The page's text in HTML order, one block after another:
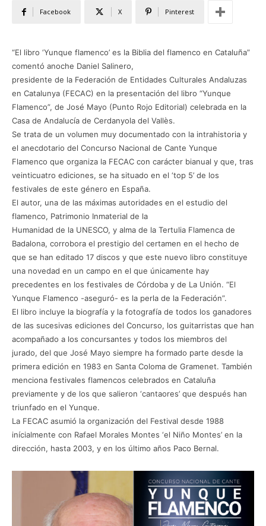
Facebook X Pinterest
“El libro ‘Yunque flamenco’ es la Biblia del flamenco en Cataluña”
comentó anoche Daniel Salinero,
presidente de la Federación de Entidades Culturales Andaluzas
en Catalunya (FECAC) en la presentación del libro “Yunque
Flamenco”, de José Mayo (Punto Rojo Editorial) celebrada en la
Casa de Andalucía de Cerdanyola del Vallès.
Se trata de un volumen muy documentado con la intrahistoria y
el anecdotario del Concurso Nacional de Cante Yunque
Flamenco que organiza la FECAC con carácter bianual y que, tras
veinticuatro ediciones, se ha situado en el ‘top 5’ de los
festivales de este género en España.
El autor, una de las máximas autoridades en el estudio del
flamenco, Patrimonio Inmaterial de la
Humanidad de la UNESCO, y alma de la Tertulia Flamenca de
Badalona, corrobora el prestigio del certamen en el hecho de
que se han editado 17 discos y que este nuevo libro constituye
una novedad en un campo en el que únicamente hay
precedentes en los festivales de Córdoba y de La Unión. “El
Yunque Flamenco -aseguró- es la perla de la Federación”.
El libro incluye la biografía y la fotografía de todos los ganadores
de las sucesivas ediciones del Concurso, los guitarristas que han
acompañado a los concursantes y todos los miembros del
jurado, del que José Mayo siempre ha formado parte desde la
primera edición en 1983 en Santa Coloma de Gramenet. También
menciona festivales flamencos celebrados en Cataluña
previamente y de los que salieron ‘cantaores’ que después han
triunfado en el Yunque.
La FECAC asumió la organización del Festival desde 1988
inícialmente con Rafael Morales Montes ‘el Niño Montes’ en la
dirección, hasta 2003, y en los último años Paco Bernal.